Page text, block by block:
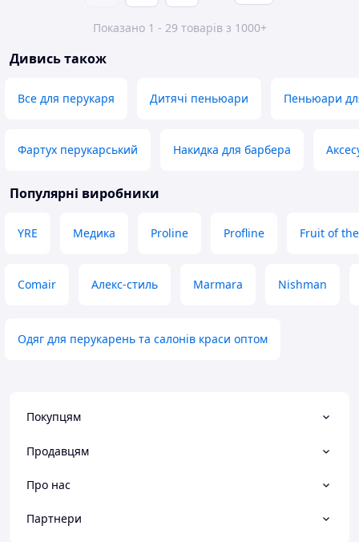
Показано 1 - 29 товарів з 1000+
Дивись також
Все для перукаря Дитячі пеньюари Пеньюари
Фартух перукарський Накидка для барбера
Популярні виробники
YRE Медика Proline Profline Fruit of
Comair Алекс-стиль Marmara Nishman
Одяг для перукарень та салонів краси оптом
Покупцям
Продавцям
Про нас
Партнери